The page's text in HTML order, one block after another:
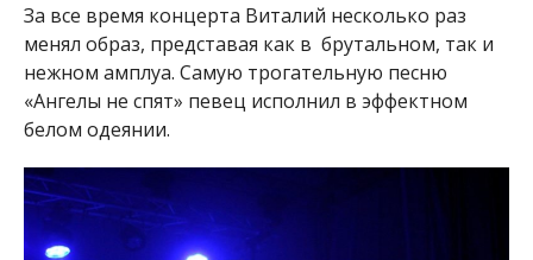
За все время концерта Виталий несколько раз
менял образ, представая как в брутальном, так и
нежном амплуа. Самую трогательную песню
«Ангелы не спят» певец исполнил в эффектном
белом одеянии.